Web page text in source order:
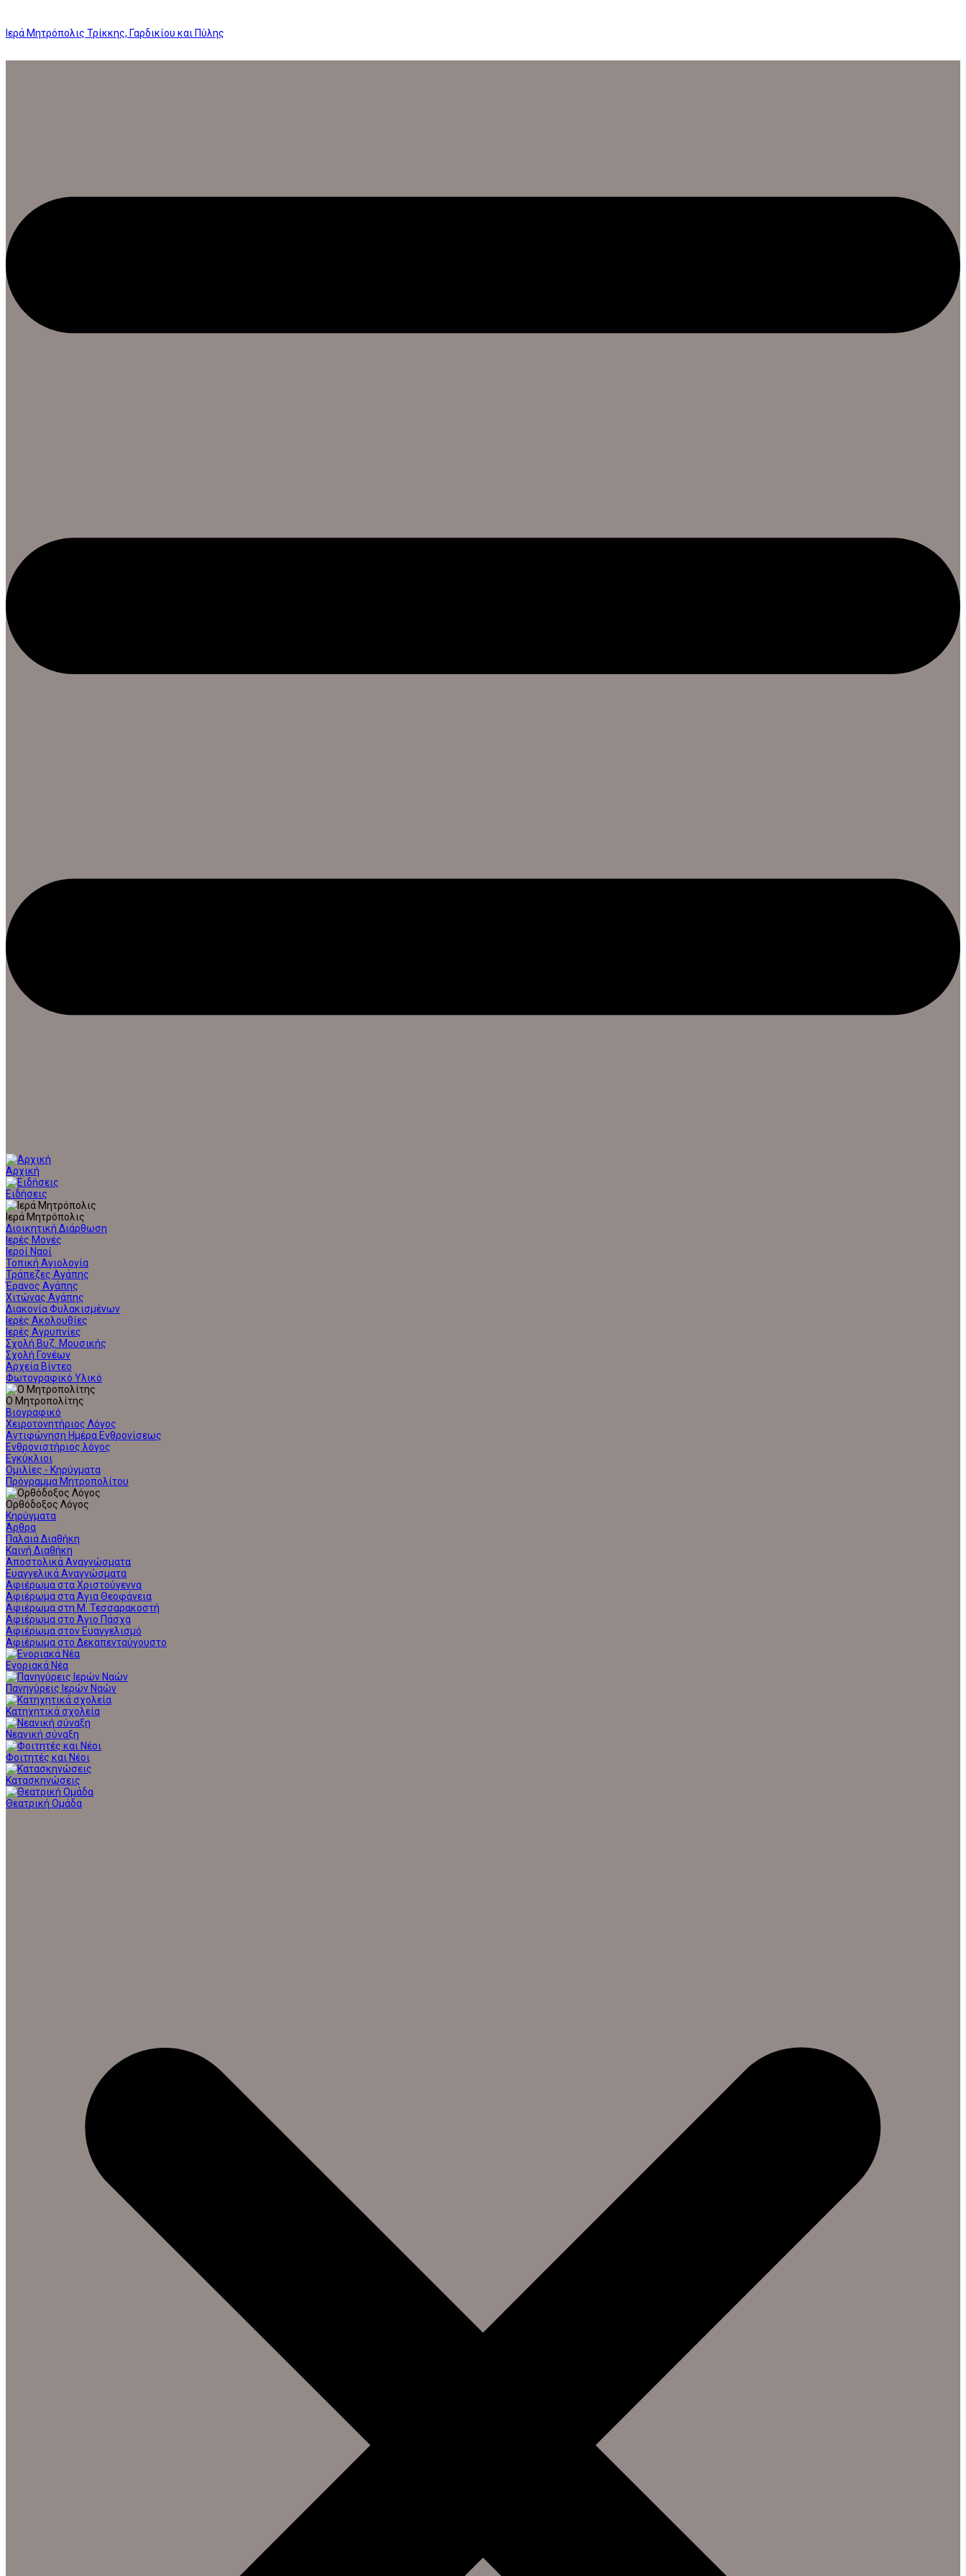
Ιερά Μητρόπολις Τρίκκης, Γαρδικίου και Πύλης
Αρχική
Ειδήσεις
Ιερά Μητρόπολις
Διοικητική Διάρθωση
Ιερές Μονές
Ιεροί Ναοί
Τοπική Αγιολογία
Τράπεζες Αγάπης
Έρανος Αγάπης
Χιτώνας Αγάπης
Διακονία Φυλακισμένων
Ιερές Ακολουθίες
Ιερές Αγρυπνίες
Σχολή Βυζ. Μουσικής
Σχολή Γονέων
Αρχεία Βίντεο
Φωτογραφικό Υλικό
Ο Μητροπολίτης
Βιογραφικό
Χειροτονητήριος Λόγος
Αντιφώνηση Ημέρα Ενθρονίσεως
Ενθρονιστήριος λόγος
Εγκύκλιοι
Ομιλίες - Κηρύγματα
Πρόγραμμα Μητροπολίτου
Ορθόδοξος Λόγος
Κηρύγματα
Άρθρα
Παλαιά Διαθήκη
Καινή Διαθήκη
Αποστολικά Αναγνώσματα
Ευαγγελικά Αναγνώσματα
Αφιέρωμα στα Χριστούγεννα
Αφιέρωμα στα Άγια Θεοφάνεια
Αφιέρωμα στη Μ. Τεσσαρακοστή
Αφιέρωμα στο Άγιο Πάσχα
Αφιέρωμα στον Ευαγγελισμό
Αφιέρωμα στο Δεκαπενταύγουστο
Ενοριακά Νέα
Πανηγύρεις Ιερών Ναών
Κατηχητικά σχολεία
Νεανική σύναξη
Φοιτητές και Νέοι
Κατασκηνώσεις
Θεατρική Ομάδα